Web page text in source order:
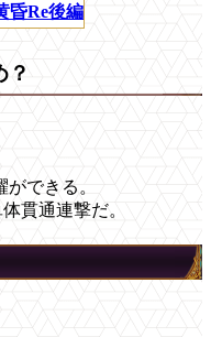
昏Re後編
？
できる。
貫通連撃だ。